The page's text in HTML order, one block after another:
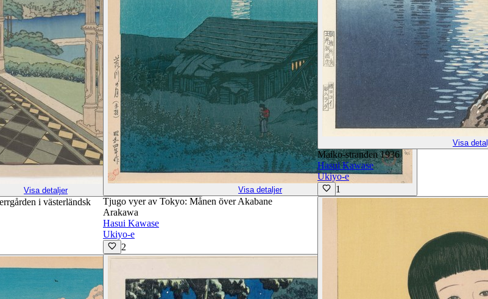
Visa detaljer
i västerländsk
Visa detaljer
Tjugo vyer av Tokyo: Månen över Akabane
Arakawa
Hasui Kawase
Ukiyo-e
2
Visa
Maiko-stranden 1936
Hasui Kawase
Ukiyo-e
1